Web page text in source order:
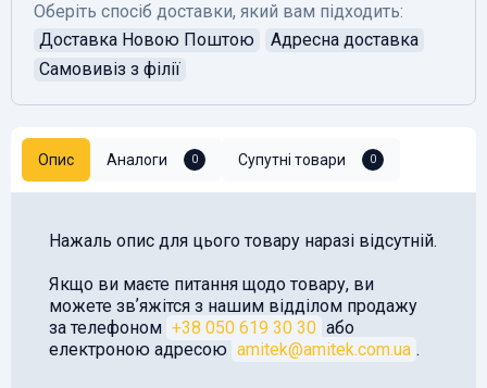
Оберіть спосіб доставки, який вам підходить:
Доставка Новою Поштою
Адресна доставка
Самовивіз з філії
Опис Аналоги 0 Супутні товари 0
Нажаль опис для цього товару наразі відсутній.
Якщо ви маєте питання щодо товару, ви
можете звʼяжітся з нашим відділом продажу
за телефоном +38 050 619 30 30 або
електроною адресою amitek@amitek.com.ua .